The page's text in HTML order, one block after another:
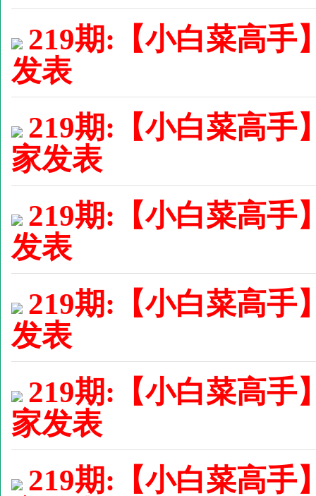
219期:【小白菜高手
发表
219期:【小白菜高手
家发表
219期:【小白菜高手
发表
219期:【小白菜高手
发表
219期:【小白菜高手
家发表
219期:【小白菜高手